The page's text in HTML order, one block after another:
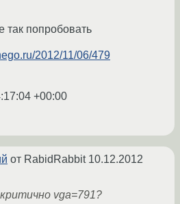
попробовать
2012/11/06/479
+00:00
от RabidRabbit 10.12.2012
vga=791?